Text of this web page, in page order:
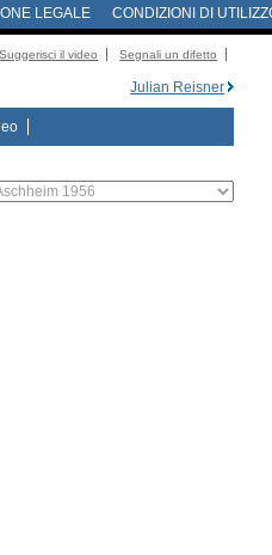
LEGALE CONDIZIONI DI
Suggerisci il video
Segnali un difetto
Julian Reisner